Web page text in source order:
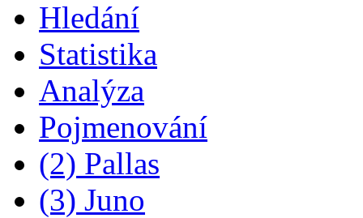
Hledání
Statistika
Analýza
Pojmenování
(2) Pallas
(3) Juno